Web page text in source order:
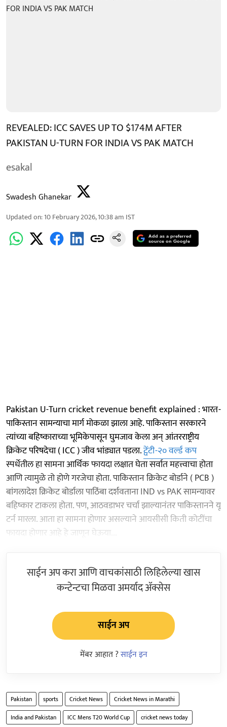
REVEALED: ICC SAVES UP TO $174M AFTER
PAKISTAN U-TURN FOR INDIA VS PAK MATCH
esakal
Swadesh Ghanekar
Updated on:10 February 2026, 10:38 am IST
Add as a preferred
source on Google
Pakistan U-Turn cricket revenue benefit explained : भारत-
पाकिस्तान सामन्याचा मार्ग मोकळा झाला आहे. पाकिस्तान सरकारने
त्यांच्या बहिष्काराच्या भूमिकेपासून घुमजाव केला अन् आंतरराष्ट्रीय
क्रिकेट परिषदेचा ( ICC ) जीव भांड्यात पडला.ट्वेंटी-२० वर्ल्ड कप
स्पर्धेतील हा सामना आर्थिक फायदा लक्षात घेता सर्वात महत्त्वाचा होता
आणि त्यामुळे तो होणे गरजेचा होता. पाकिस्तान क्रिकेट बोर्डाने ( PCB )
बांगलादेश क्रिकेट बोर्डाला पाठिंबा दर्शवताना IND vs PAK सामन्यावर
बहिष्कार टाकला होता. पण, आठवडाभर चर्चा झाल्यानंतर पाकिस्तानने यू
टर्न मारला. आता हा सामना होणार असल्याने आयसीसी किती कोटींचा
फायदा होणार आहे हे जाणून घेऊया...
साईन अप करा आणि वाचकांसाठी लिहिलेल्या खास
कन्टेन्टचा मिळवा अमर्याद ॲक्सेस
साईन अप
मेंबर आहात ?साईन इन
Pakistan sports Cricket News
Cricket News in Marathi
India and Pakistan
ICC Mens T20 World Cup cricket news today